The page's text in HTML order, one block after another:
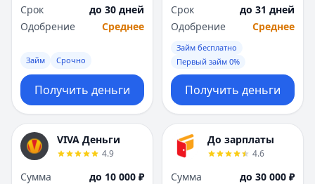
Срок
до 30 дней
Одобрение
Среднее
Займ Срочно
Получить деньги
Срок
до 31 дней
Одобрение
Среднее
Займ бесплатно
Первый займ 0%
Получить деньги
VIVA Деньги
4.9
Сумма
до 10 000 ₽
До зарплаты
4.6
Сумма
до 30 000 ₽